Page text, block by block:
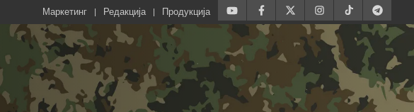
Маркетинг Редакција Продукција